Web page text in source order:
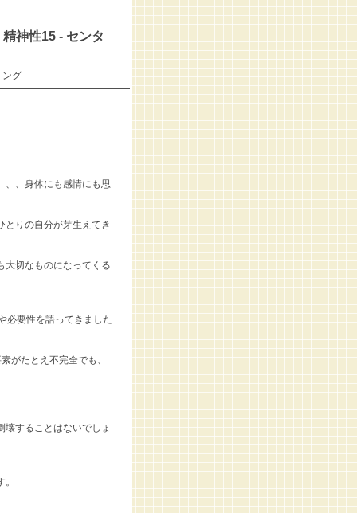
神性15 - センタ
グ
、、身体にも感情にも思
とりの自分が芽生えてき
大切なものになってくる
必要性を語ってきました
がたとえ不完全でも、
することはないでしょ